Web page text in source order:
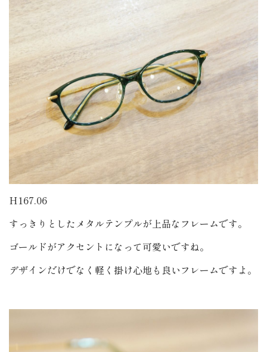
H167.06
すっきりとしたメタルテンプルが上品なフレームです。
ゴールドがアクセントになって可愛いですね。
デザインだけでなく軽く掛け心地も良いフレームですよ。